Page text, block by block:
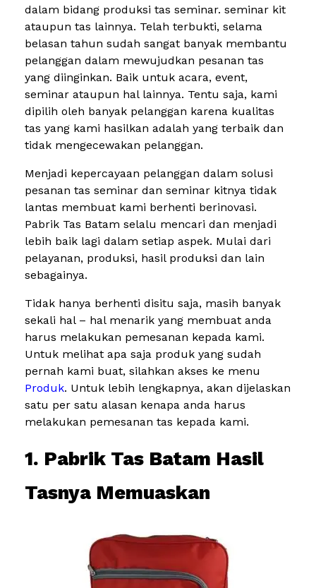
dalam bidang produksi tas seminar. seminar kit
ataupun tas lainnya. Telah terbukti, selama
belasan tahun sudah sangat banyak membantu
pelanggan dalam mewujudkan pesanan tas
yang diinginkan. Baik untuk acara, event,
seminar ataupun hal lainnya. Tentu saja, kami
dipilih oleh banyak pelanggan karena kualitas
tas yang kami hasilkan adalah yang terbaik dan
tidak mengecewakan pelanggan.
Menjadi kepercayaan pelanggan dalam solusi
pesanan tas seminar dan seminar kitnya tidak
lantas membuat kami berhenti berinovasi.
Pabrik Tas Batam selalu mencari dan menjadi
lebih baik lagi dalam setiap aspek. Mulai dari
pelayanan, produksi, hasil produksi dan lain
sebagainya.
Tidak hanya berhenti disitu saja, masih banyak
sekali hal – hal menarik yang membuat anda
harus melakukan pemesanan kepada kami.
Untuk melihat apa saja produk yang sudah
pernah kami buat, silahkan akses ke menu
Produk. Untuk lebih lengkapnya, akan dijelaskan
satu per satu alasan kenapa anda harus
melakukan pemesanan tas kepada kami.
1. Pabrik Tas Batam Hasil
Tasnya Memuaskan